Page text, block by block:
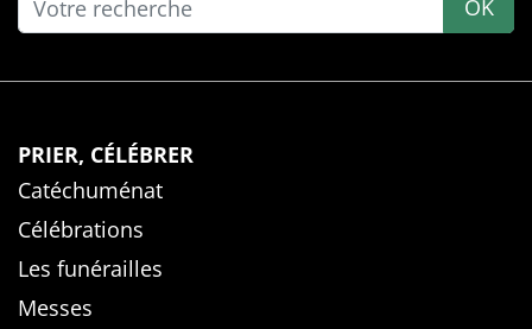
OK
PRIER, CÉLÉBRER
Catéchuménat
Célébrations
Les funérailles
Messes